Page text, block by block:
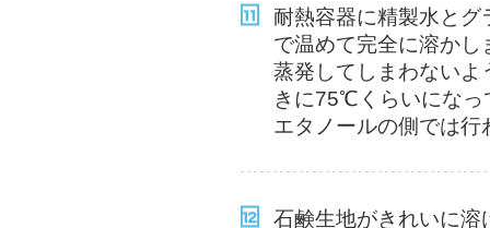
耐熱容器に精製水と
で温めて完全に溶か
蒸発してしまわない
きに75℃くらいになっ
エタノールの側では
石鹸生地がきれいに